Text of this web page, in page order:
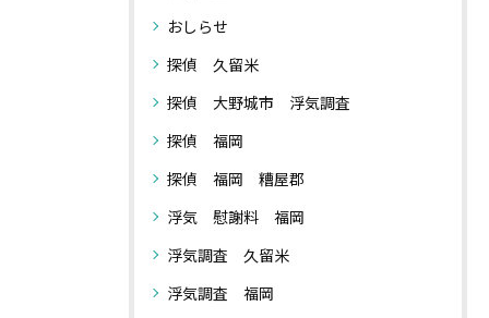
おしらせ
探偵 久留米
探偵 大野城市 浮気調査
探偵 福岡
探偵 福岡 糟屋郡
浮気 慰謝料 福岡
浮気調査 久留米
浮気調査 福岡